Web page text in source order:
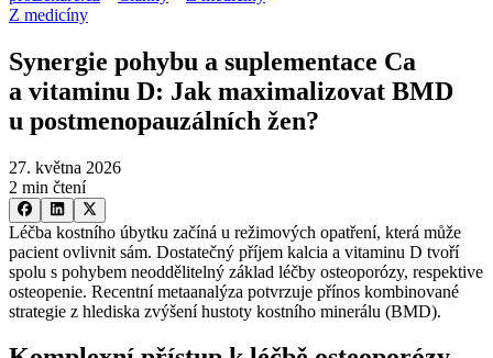
Z medicíny
Synergie pohybu a suplementace Ca
a vitaminu D: Jak maximalizovat BMD
u postmenopauzálních žen?
27. května 2026
2 min čtení
Léčba kostního úbytku začíná u režimových opatření, která může
pacient ovlivnit sám. Dostatečný příjem kalcia a vitaminu D tvoří
spolu s pohybem neoddělitelný základ léčby osteoporózy, respektive
osteopenie. Recentní metaanalýza potvrzuje přínos kombinované
strategie z hlediska zvýšení hustoty kostního minerálu (BMD).